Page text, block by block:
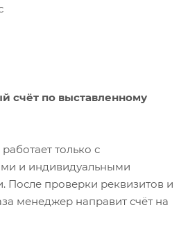
счёт по выставленному
только с
и индивидуальными
После проверки реквизитов и
менеджер направит счёт на